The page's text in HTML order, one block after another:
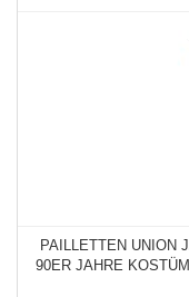
PAILLETTEN UNION
90ER JAHRE